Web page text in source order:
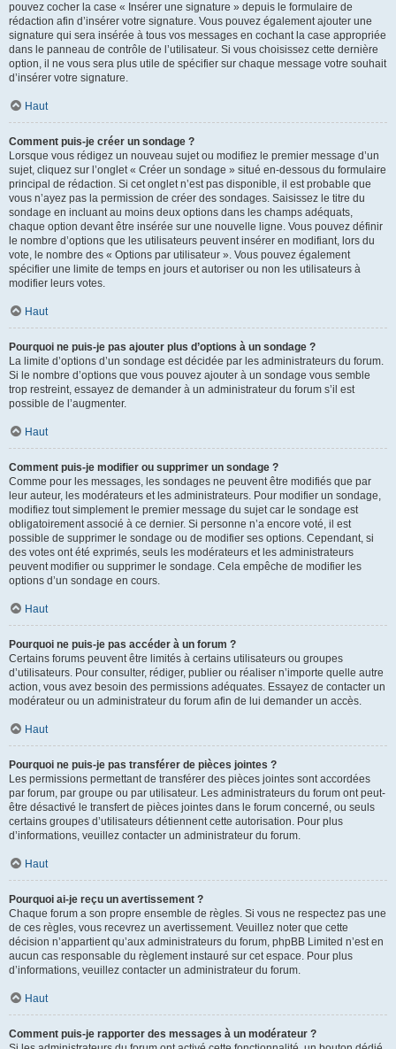
pouvez cocher la case « Insérer une signature » depuis le formulaire de
rédaction afin d’insérer votre signature. Vous pouvez également ajouter une
signature qui sera insérée à tous vos messages en cochant la case appropriée
dans le panneau de contrôle de l’utilisateur. Si vous choisissez cette dernière
option, il ne vous sera plus utile de spécifier sur chaque message votre souhait
d’insérer votre signature.
Haut
Comment puis-je créer un sondage ?
Lorsque vous rédigez un nouveau sujet ou modifiez le premier message d’un
sujet, cliquez sur l’onglet « Créer un sondage » situé en-dessous du formulaire
principal de rédaction. Si cet onglet n’est pas disponible, il est probable que
vous n’ayez pas la permission de créer des sondages. Saisissez le titre du
sondage en incluant au moins deux options dans les champs adéquats,
chaque option devant être insérée sur une nouvelle ligne. Vous pouvez définir
le nombre d’options que les utilisateurs peuvent insérer en modifiant, lors du
vote, le nombre des « Options par utilisateur ». Vous pouvez également
spécifier une limite de temps en jours et autoriser ou non les utilisateurs à
modifier leurs votes.
Haut
Pourquoi ne puis-je pas ajouter plus d’options à un sondage ?
La limite d’options d’un sondage est décidée par les administrateurs du forum.
Si le nombre d’options que vous pouvez ajouter à un sondage vous semble
trop restreint, essayez de demander à un administrateur du forum s’il est
possible de l’augmenter.
Haut
Comment puis-je modifier ou supprimer un sondage ?
Comme pour les messages, les sondages ne peuvent être modifiés que par
leur auteur, les modérateurs et les administrateurs. Pour modifier un sondage,
modifiez tout simplement le premier message du sujet car le sondage est
obligatoirement associé à ce dernier. Si personne n’a encore voté, il est
possible de supprimer le sondage ou de modifier ses options. Cependant, si
des votes ont été exprimés, seuls les modérateurs et les administrateurs
peuvent modifier ou supprimer le sondage. Cela empêche de modifier les
options d’un sondage en cours.
Haut
Pourquoi ne puis-je pas accéder à un forum ?
Certains forums peuvent être limités à certains utilisateurs ou groupes
d’utilisateurs. Pour consulter, rédiger, publier ou réaliser n’importe quelle autre
action, vous avez besoin des permissions adéquates. Essayez de contacter un
modérateur ou un administrateur du forum afin de lui demander un accès.
Haut
Pourquoi ne puis-je pas transférer de pièces jointes ?
Les permissions permettant de transférer des pièces jointes sont accordées
par forum, par groupe ou par utilisateur. Les administrateurs du forum ont peut-
être désactivé le transfert de pièces jointes dans le forum concerné, ou seuls
certains groupes d’utilisateurs détiennent cette autorisation. Pour plus
d’informations, veuillez contacter un administrateur du forum.
Haut
Pourquoi ai-je reçu un avertissement ?
Chaque forum a son propre ensemble de règles. Si vous ne respectez pas une
de ces règles, vous recevrez un avertissement. Veuillez noter que cette
décision n’appartient qu’aux administrateurs du forum, phpBB Limited n’est en
aucun cas responsable du règlement instauré sur cet espace. Pour plus
d’informations, veuillez contacter un administrateur du forum.
Haut
Comment puis-je rapporter des messages à un modérateur ?